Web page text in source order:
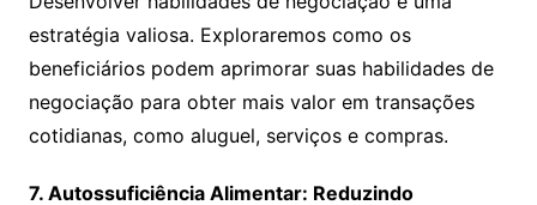
estratégia valiosa. Exploraremos como os
beneficiários podem aprimorar suas habilidades de
negociação para obter mais valor em transações
cotidianas, como aluguel, serviços e compras.
7. Autossuficiência Alimentar: Reduzindo